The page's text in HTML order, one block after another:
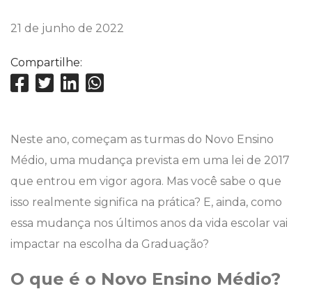
21 de junho de 2022
Compartilhe:
Neste ano, começam as turmas do Novo Ensino
Médio, uma mudança prevista em uma lei de 2017
que entrou em vigor agora. Mas você sabe o que
isso realmente significa na prática? E, ainda, como
essa mudança nos últimos anos da vida escolar vai
impactar na escolha da Graduação?
O que é o Novo Ensino Médio?